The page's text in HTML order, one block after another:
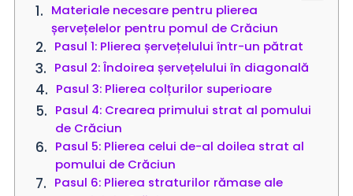
Materiale necesare pentru plierea
șervețelelor pentru pomul de Crăciun
Pasul 1: Plierea șervețelului într-un pătrat
Pasul 2: Îndoirea șervețelului în diagonală
Pasul 3: Plierea colțurilor superioare
Pasul 4: Crearea primului strat al pomului
de Crăciun
Pasul 5: Plierea celui de-al doilea strat al
pomului de Crăciun
Pasul 6: Plierea straturilor rămase ale